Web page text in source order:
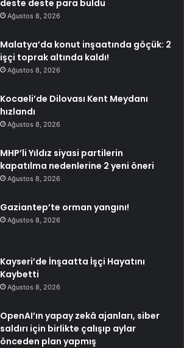
deste deste para buldu
Ağustos 8, 2026
Malatya’da konut inşaatında göçük: 2
işçi toprak altında kaldı!
Ağustos 8, 2026
Kocaeli’de Dilovası Kent Meydanı
hızlandı
Ağustos 8, 2026
MHP’li Yıldız siyasi partilerin
kapatılma nedenlerine 2 yeni öneri
Ağustos 8, 2026
Gaziantep’te orman yangını!
Ağustos 8, 2026
Kayseri’de İnşaatta İşçi Hayatını
Kaybetti
Ağustos 8, 2026
OpenAI’ın yapay zekâ ajanları, siber
saldırı için birlikte çalışıp aylar
önceden plan yapmış